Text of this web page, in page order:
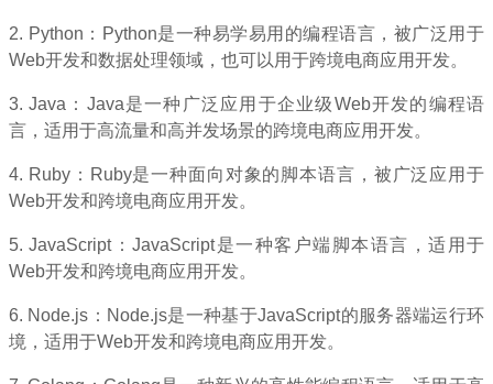
2. Python：Python是一种易学易用的编程语言，被广泛用于
Web开发和数据处理领域，也可以用于跨境电商应用开发。
3. Java：Java是一种广泛应用于企业级Web开发的编程语
言，适用于高流量和高并发场景的跨境电商应用开发。
4. Ruby：Ruby是一种面向对象的脚本语言，被广泛应用于
Web开发和跨境电商应用开发。
5. JavaScript：JavaScript是一种客户端脚本语言，适用于
Web开发和跨境电商应用开发。
6. Node.js：Node.js是一种基于JavaScript的服务器端运行环
境，适用于Web开发和跨境电商应用开发。